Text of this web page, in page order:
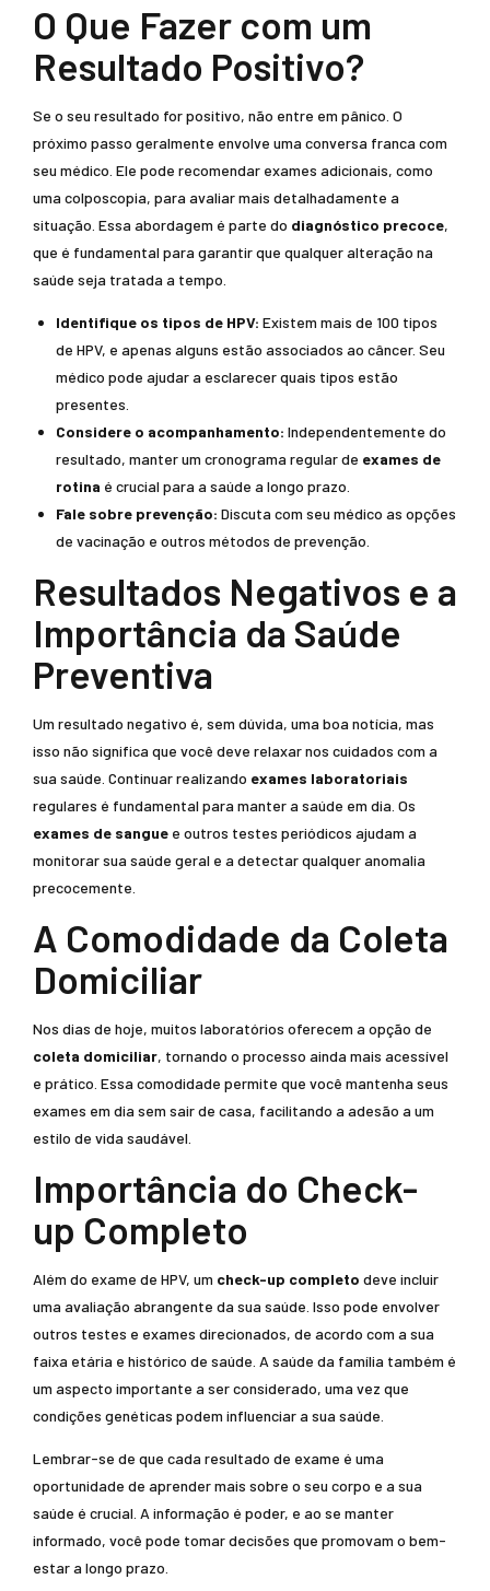
O Que Fazer com um
Resultado Positivo?
Se o seu resultado for positivo, não entre em pânico. O
próximo passo geralmente envolve uma conversa franca com
seu médico. Ele pode recomendar exames adicionais, como
uma colposcopia, para avaliar mais detalhadamente a
situação. Essa abordagem é parte do diagnóstico precoce,
que é fundamental para garantir que qualquer alteração na
saúde seja tratada a tempo.
Identifique os tipos de HPV: Existem mais de 100 tipos
de HPV, e apenas alguns estão associados ao câncer. Seu
médico pode ajudar a esclarecer quais tipos estão
presentes.
Considere o acompanhamento: Independentemente do
resultado, manter um cronograma regular de exames de
rotina é crucial para a saúde a longo prazo.
Fale sobre prevenção: Discuta com seu médico as opções
de vacinação e outros métodos de prevenção.
Resultados Negativos e a
Importância da Saúde
Preventiva
Um resultado negativo é, sem dúvida, uma boa notícia, mas
isso não significa que você deve relaxar nos cuidados com a
sua saúde. Continuar realizando exames laboratoriais
regulares é fundamental para manter a saúde em dia. Os
exames de sangue e outros testes periódicos ajudam a
monitorar sua saúde geral e a detectar qualquer anomalia
precocemente.
A Comodidade da Coleta
Domiciliar
Nos dias de hoje, muitos laboratórios oferecem a opção de
coleta domiciliar, tornando o processo ainda mais acessível
e prático. Essa comodidade permite que você mantenha seus
exames em dia sem sair de casa, facilitando a adesão a um
estilo de vida saudável.
Importância do Check-
up Completo
Além do exame de HPV, um check-up completo deve incluir
uma avaliação abrangente da sua saúde. Isso pode envolver
outros testes e exames direcionados, de acordo com a sua
faixa etária e histórico de saúde. A saúde da família também é
um aspecto importante a ser considerado, uma vez que
condições genéticas podem influenciar a sua saúde.
Lembrar-se de que cada resultado de exame é uma
oportunidade de aprender mais sobre o seu corpo e a sua
saúde é crucial. A informação é poder, e ao se manter
informado, você pode tomar decisões que promovam o bem-
estar a longo prazo.